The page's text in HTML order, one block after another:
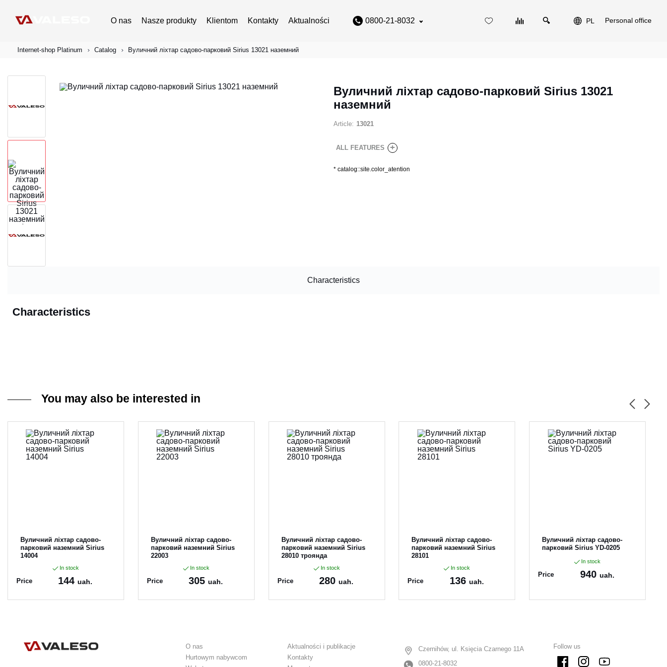
O nas Nasze produkty Klientom Kontakty Aktualności 0800-21-8032 PL Personal office
Internet-shop Platinum Catalog Вуличний ліхтар садово-парковий Sirius 13021 наземний
Вуличний ліхтар садово-парковий Sirius 13021
наземний
Article: 13021
ALL FEATURES +
* catalog::site.color_atention
Characteristics
Characteristics
You may also be interested in
Вуличний ліхтар садово-
парковий наземний Sirius
14004
In stock
Price 144uah.
Вуличний ліхтар садово-
парковий наземний Sirius
22003
In stock
Price 305uah.
Вуличний ліхтар садово-
парковий наземний Sirius
28010 троянда
In stock
Price 280uah.
Вуличний ліхтар садово-
парковий наземний Sirius
28101
In stock
Price 136 uah.
Вуличний ліхтар садово-
парковий Sirius YD-0205
In stock
Price 940 uah.
O nas
Hurtowym nabywcom
Aktualności i publikacje
Kontakty
Czernihów, ul. Księcia Czarnego 11A
0800-21-8032
Follow us